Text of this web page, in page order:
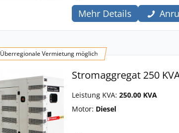
Mehr Details
Überregionale Vermietung möglich
Stromaggregat 250
Leistung KVA: 250.00 KVA
Motor: Diesel